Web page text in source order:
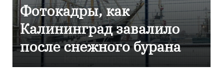
Фоторепортаж как в
Калининграде
эвакуировали ТЦ из-за
сообщения о